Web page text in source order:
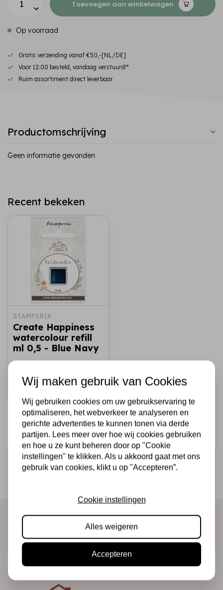
Toevoegen aan winkelwagen
Op voorraad
Gratis verzending vanaf €50,-[NL/DE]
Voor 12:00 besteld, vandaag verstuurd!*
Ruim assortiment direct leverbaar
Productomschrijving
Geen informatie gevonden
Recent bekeken
STAMPERIA
Create Happiness
watercolour refill
ml 0,5 - Blue Navy
Snel toevoegen
Schrijf je in voor de nieuwsbrief
Wij maken gebruik van Cookies
Wij gebruiken cookies om uw gebruikservaring te
optimaliseren, het webverkeer te analyseren en
gerichte advertenties te kunnen tonen via derde
partijen. Lees meer over hoe wij cookies gebruiken
en hoe u ze kunt beheren door op "Cookie
instellingen" te klikken. Als u akkoord gaat met ons
gebruik van cookies, klikt u op "Accepteren”.
Cookie instellingen
Alles weigeren
Accepteren